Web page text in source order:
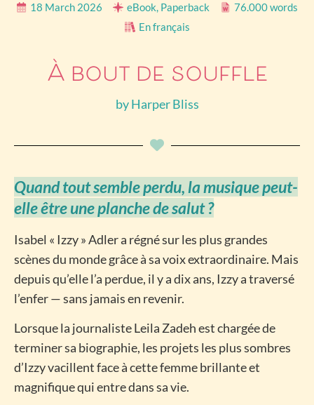
18 March 2026 eBook, Paperback
76.000 words
En français
À bout de souffle
byHarper Bliss
Quand tout semble perdu, la musique peut-
elle être une planche de salut ?
Isabel « Izzy » Adler a régné sur les plus grandes
scènes du monde grâce à sa voix extraordinaire. Mais
depuis qu’elle l’a perdue, il y a dix ans, Izzy a traversé
l’enfer — sans jamais en revenir.
Lorsque la journaliste Leila Zadeh est chargée de
terminer sa biographie, les projets les plus sombres
d’Izzy vacillent face à cette femme brillante et
magnifique qui entre dans sa vie.